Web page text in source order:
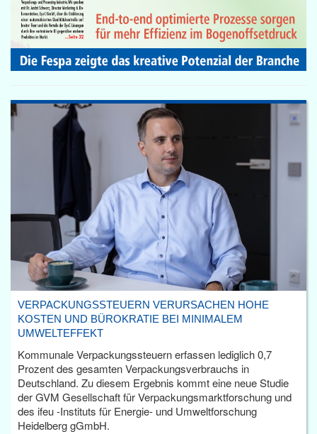
VERPACKUNGSSTEUERN VERURSACHEN HOHE
KOSTEN UND BÜROKRATIE BEI MINIMALEM
UMWELTEFFEKT
Kommunale Verpackungssteuern erfassen lediglich 0,7
Prozent des gesamten Verpackungsverbrauchs in
Deutschland. Zu diesem Ergebnis kommt eine neue Studie
der GVM Gesellschaft für Verpackungsmarktforschung und
des ifeu -Instituts für Energie- und Umweltforschung
Heidelberg gGmbH.